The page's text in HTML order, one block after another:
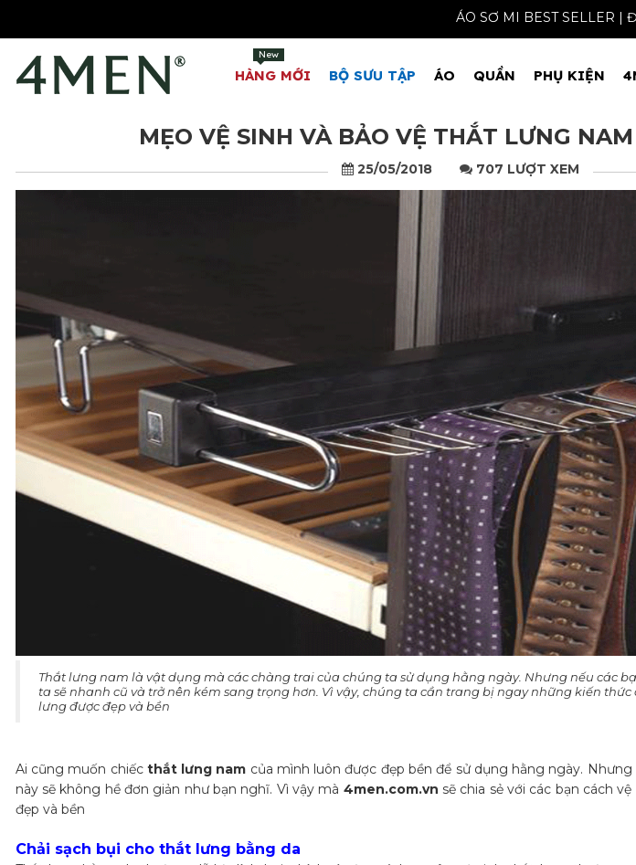
ÁO SƠ MI BEST SELLER | ĐỒNG GIÁ 179K -
HÀNG MỚI
New
BỘ SƯU TẬP ÁO QUẦN PHỤ KIỆN
MẸO VỆ SINH VÀ BẢO VỆ THẮT LƯNG
25/05/2018 707 LƯỢT XEM
​Thắt lưng nam là vật dụng mà các chàng trai của chúng ta sử dụng hằng ngày. Nhưng nếu các
ta sẽ nhanh cũ và trở nên kém sang trọng hơn. Vì vậy, chúng ta cần trang bị ngay những kiến
lưng được đẹp và bền
Ai cũng muốn chiếc thắt lưng nam của mình luôn được đẹp bền để sử dụng hằng ngày.
này sẽ không hề đơn giản như bạn nghĩ. Vì vậy mà 4men.com.vn sẽ chia sẻ với các bạn cách
đẹp và bền
Chải sạch bụi cho thắt lưng bằng da